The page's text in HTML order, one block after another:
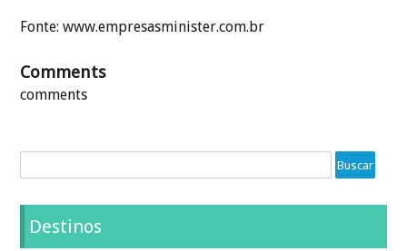
Fonte: www.empresasminister.com.br
Comments
comments
Destinos